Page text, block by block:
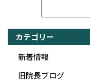
カテゴリー
新着情報
旧院長ブログ